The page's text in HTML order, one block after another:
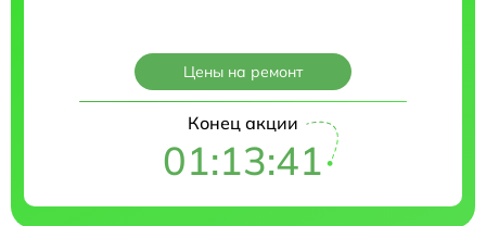
Цены на ремонт
Конец акции
01:13:40